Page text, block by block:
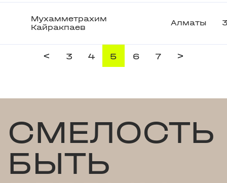
Мухамметрахим
Кайракпаев
Алматы
< 3 4 5 6 7 >
СМЕЛОСТЬ
БЫТЬ